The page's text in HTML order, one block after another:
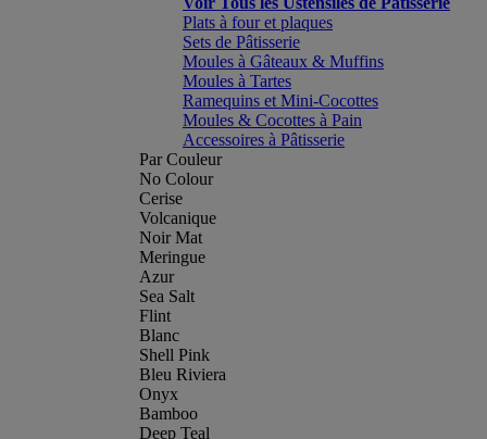
Plats à four et plaques
Sets de Pâtisserie
Moules à Gâteaux & Muffins
Moules à Tartes
Ramequins et Mini-Cocottes
Moules & Cocottes à Pain
Accessoires à Pâtisserie
Par Couleur
No Colour
Cerise
Volcanique
Noir Mat
Meringue
Azur
Sea Salt
Flint
Blanc
Shell Pink
Bleu Riviera
Onyx
Bamboo
Deep Teal